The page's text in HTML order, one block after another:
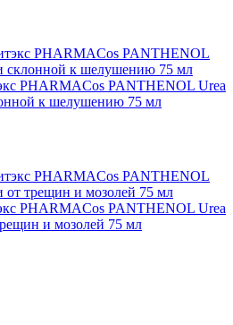
PHARMACos PANTHENOL Urea
к шелушению 75 мл
PHARMACos PANTHENOL Urea
и мозолей 75 мл